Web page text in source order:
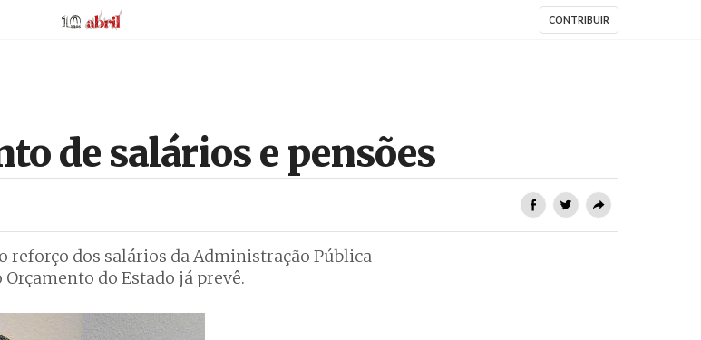
AbrilAbril CONTRIBUIR
de salários e pensões
reforço dos salários da Administração Pública
do Estado já prevê.